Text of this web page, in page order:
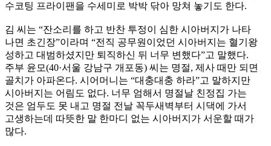
수코팅 프라이팬을 수세미로 박박 닦아 망쳐 놓기도 한다.
김 씨는 “잔소리를 하고 반찬 투정이 심한 시아버지가 나타
나면 초긴장”이라며 “전직 공무원이었던 시아버지는 혈기왕
성하고 대범하셨지만 퇴직하신 뒤 너무 변했다”고 말했다.
주부 윤모(40·서울 강남구 개포동) 씨는 명절, 제사 때만 되면
골치가 아파온다. 시어머니는 “대충대충 하라”고 말하지만
시아버지는 어림도 없다. 너무 엄해서 명절날 친정집 가는
것은 엄두도 못 내고 명절 전날 꼭두새벽부터 시댁에 가서
고생하는데 따뜻한 말 한마디 없는 시아버지가 서운할 때가
많다.